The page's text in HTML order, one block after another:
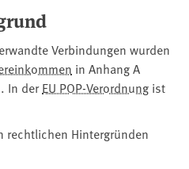
Verbindungen wurden
in Anhang A
In derEU POP-Verordnung ist
rechtlichen Hintergründen